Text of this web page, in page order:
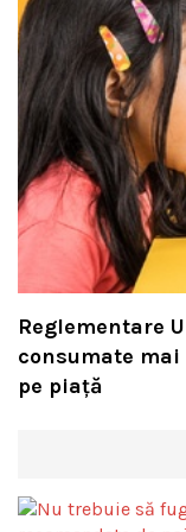
Reglementare
consumate
pe piață